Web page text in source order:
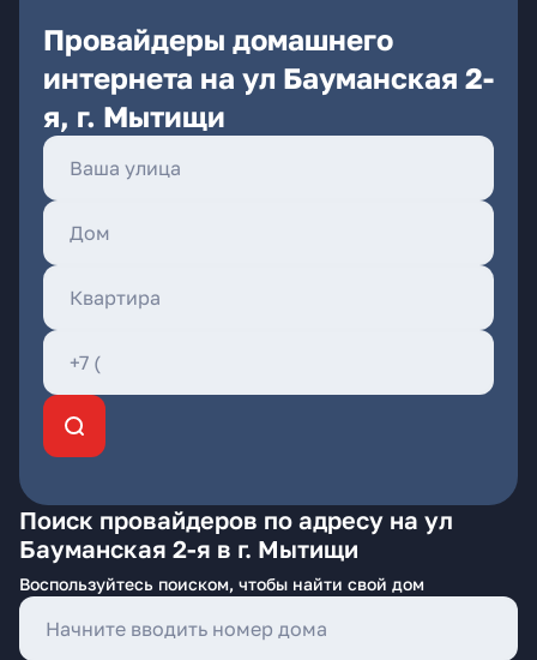
Провайдеры домашнего
интернета на ул Бауманская 2-
я, г. Мытищи
Поиск провайдеров по адресу на ул
Бауманская 2-я в г. Мытищи
Воспользуйтесь поиском, чтобы найти свой дом